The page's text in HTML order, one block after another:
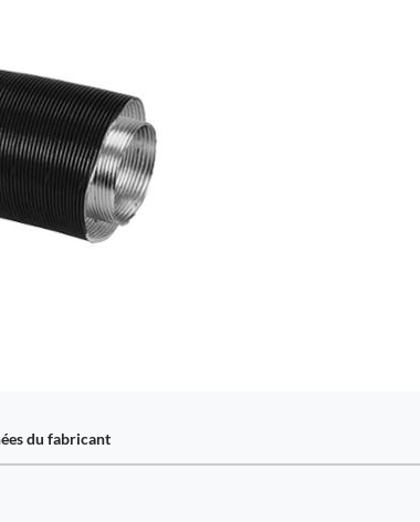
du fabricant